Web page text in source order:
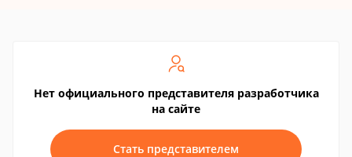
Нет официального представителя разработчика
на сайте
Стать представителем